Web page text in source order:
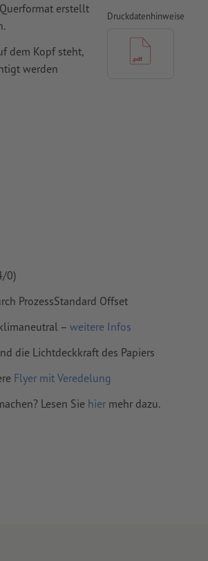
erstellt
dem Kopf steht,
werden
mit mind. 4
Druckdatenhinweise
0)
ProzessStandard Offset
– weitere Infos
die Lichtdeckkraft des Papiers
Flyer mit Veredelung
Lesen Sie hier mehr dazu.